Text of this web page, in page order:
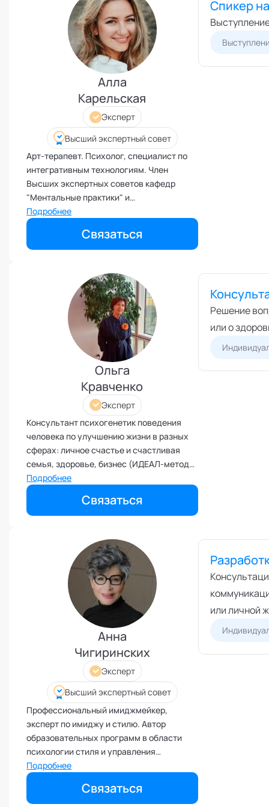
Развитие креативности
Развитие лидерских качеств
Разработка бизнес-процессов
Расставание
Ревность и измена
Самоорганизация и мотивация
Самооценка и уверенность в
себе
Секс и сексуальность
Системное мышление
Сложности в общении
Сон
Социализация и адаптация
Спорт и тренировки
Стресс
Токсичные отношения и
созависимость
Травматический опыт
Тревожность
Тьюторство
Умение работать в команде
Управление продажами и
Управление проектами
Управление репутацией
Фасилитация
Физические травмы и
реабилитация
Фобии и страхи
Формирование команд
Целеполагание и планирование
Эмоциональный интеллект
Алла
Карельская
Эксперт
Высший экспертный совет
Арт-терапевт. Психолог, специалист по
интегративным технологиям. Член
Высших экспертных советов кафедр
"Ментальные практики" и
"Трансперсональная психология"
Академии социальных технологий
Подробнее
Связаться
Спикер
Ольга
Кравченко
Эксперт
Консультант психогенетик поведения
человека по улучшению жизни в разных
сферах: личное счастье и счастливая
семья, здоровье, бизнес (ИДЕАЛ-метод
Тойча) Тьютор - консультант по
сопровождению пары "родитель -
подросток" в выборе творческого
направления
Подробнее
Связаться
Решение
или о
Анна
Чигиринских
Эксперт
Высший экспертный совет
Профессиональный имиджмейкер,
эксперт по имиджу и стилю. Автор
образовательных программ в области
психологии стиля и управления
визуальным имиджем. Владелец
собственной имидж-мастерской.
Профессиональный спикер. Член
Подробнее
Связаться
или личной